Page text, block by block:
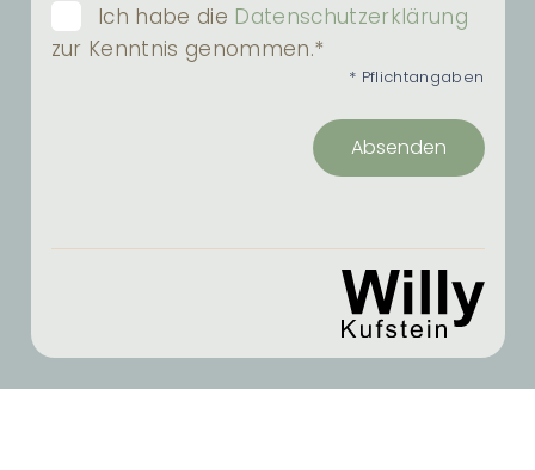
Ich habe die Datenschutzerklärung
zur Kenntnis genommen.*
* Pflichtangaben
Absenden